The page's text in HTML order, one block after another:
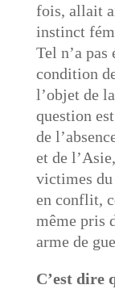
fois, allait
instinct
Tel n’a pas
condition
l’objet de
question
de
et de
victimes du
en conflit,
même pris
arme de
C’est dire